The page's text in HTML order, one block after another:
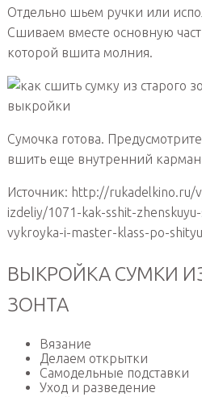
Отдельно шьем ручки или
Сшиваем вместе основную
которой вшита молния.
Сумочка готова.
вшить еще внутренний
Источник: http://rukadelkino.ru/
izdeliy/1071-kak-sshit-
vykroyka-i-master-klass-po-
ВЫКРОЙКА СУМКИ
ЗОНТА
Вязание
Делаем открытки
Самодельные подставки
Уход и разведение